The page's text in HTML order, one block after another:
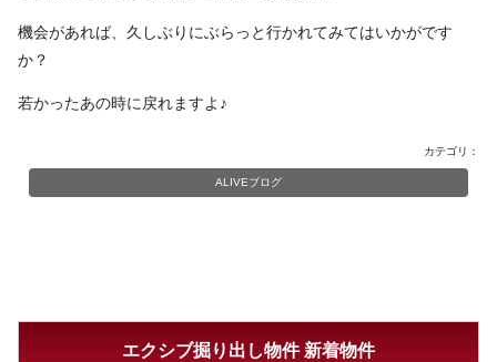
機会があれば、久しぶりにぶらっと行かれてみてはいかがです
か？
若かったあの時に戻れますよ♪
カテゴリ：
ALIVEブログ
エクシブ掘り出し物件 新着物件